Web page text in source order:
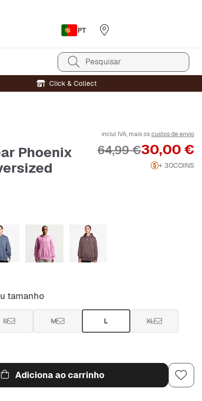
PT
Pesquisar
Click & Collect
Phoenix
inclui IVA, mais oscustos de envio
Preço
30,00 €
Preço original
64,99 €
+ 30COINS
tamanho
S M L XL
Adiciona ao carrinho